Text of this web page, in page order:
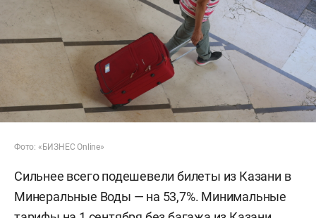
Фото: «БИЗНЕС Online»
Сильнее всего подешевели билеты из Казани в
Минеральные Воды — на 53,7%. Минимальные